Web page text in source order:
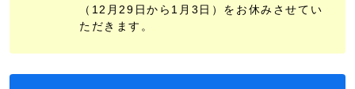
（12月29日から1月3日）をお休みさせてい
ただきます。